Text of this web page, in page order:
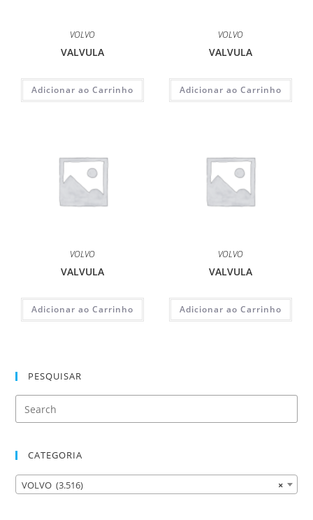
VOLVO
VALVULA
Adicionar ao Carrinho
VOLVO
VALVULA
Adicionar ao Carrinho
VOLVO
VALVULA
Adicionar ao Carrinho
VOLVO
VALVULA
Adicionar ao Carrinho
PESQUISAR
CATEGORIA
×
VOLVO (3.516)